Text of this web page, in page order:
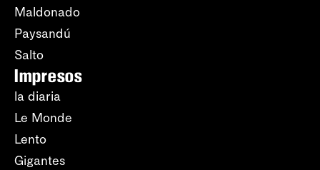
Maldonado
Paysandú
Salto
Impresos
la diaria
Le Monde
Lento
Gigantes